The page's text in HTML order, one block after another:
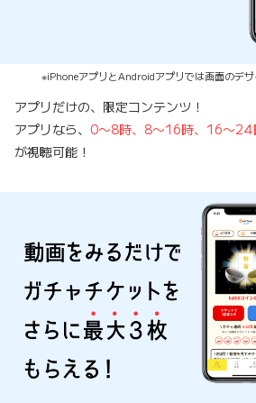
※iPhoneアプリとAndroidアプリでは画面のデザ
アプリだけの、限定コンテンツ！
アプリなら、 0〜8時、8〜16時、16〜24
が視聴可能！